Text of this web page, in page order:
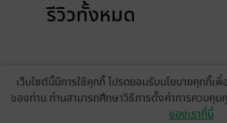
รีวิวทั้งหมด
เว็บไซต์นี้มีการใช้คุกกี้ โปรดยอมรับนโยบายคุกกี้เ
ของท่าน ท่านสามารถศึกษาวิธีการตั้งค่าการควบคุ
ของเราที่นี่